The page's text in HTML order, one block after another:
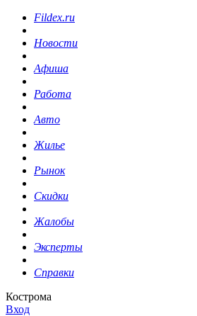
Fildex.ru
Новости
Афиша
Работа
Авто
Жилье
Рынок
Скидки
Жалобы
Эксперты
Справки
Кострома
Вход